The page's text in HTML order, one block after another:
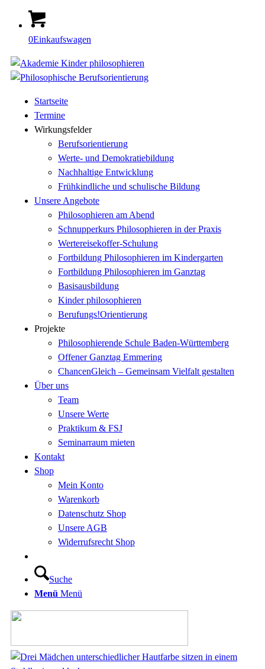
0Einkaufswagen
Startseite
Termine
Wirkungsfelder
Berufsorientierung
Werte- und Demokratiebildung
Nachhaltige Entwicklung
Frühkindliche und schulische Bildung
Unsere Angebote
Philosophieren am Abend
Schnupperkurs Philosophieren in der Praxis
Wertereisekoffer-Schulung
Fortbildung Philosophieren im Kindergarten
Fortbildung Philosophieren im Ganztag
Basisausbildung
Kinder philosophieren
Berufungs!Orientierung
Projekte
Philosophierende Schule Baden-Württemberg
Offener Ganztag Emmering
ChancenGleich – Gemeinsam Vielfalt gestalten
Über uns
Team
Unsere Werte
Praktikum & FSJ
Seminarraum mieten
Kontakt
Shop
Mein Konto
Warenkorb
Datenschutz Shop
Unsere AGB
Widerrufsrecht Shop
Suche
Menü Menü